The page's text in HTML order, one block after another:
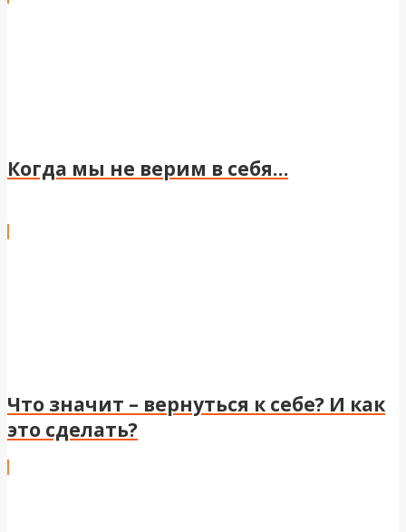
Когда мы не верим в себя…
Что значит – вернуться к себе? И как
это сделать?